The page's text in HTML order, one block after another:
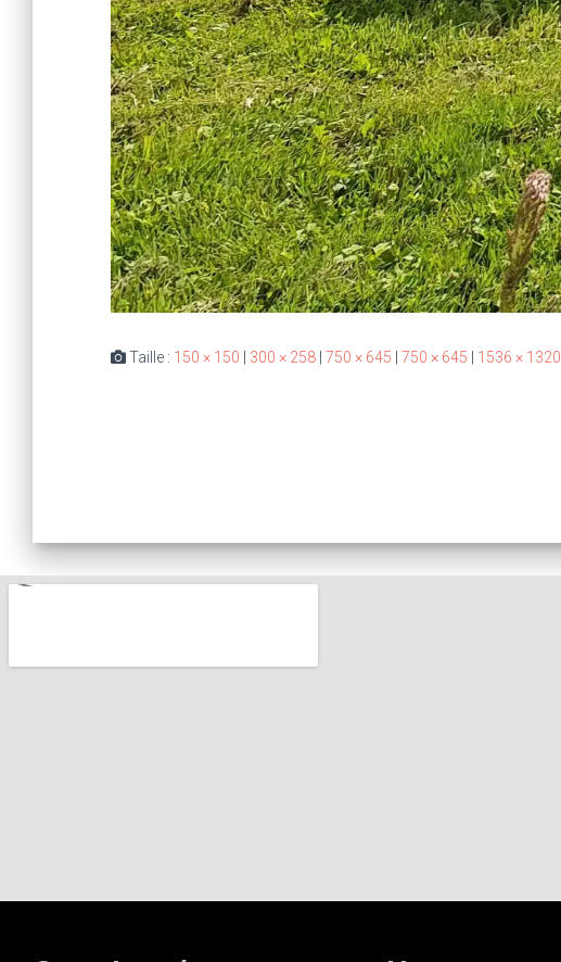
Taille : 150 × 150 300 × 258 750 × 645 750 × 645 1536 × 1320